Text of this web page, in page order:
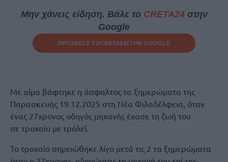
Μην χάνεις είδηση. Βάλε το CRETA24στην
Google
ΠΡΟΣΘΕΣΕ ΤΟCRETA24ΣΤΗΝ GOOGLE
Με αίμα βάφτηκε η άσφαλτος τα ξημερώματα της
Παρασκευής 19.12.2025 στη Νέα Φιλαδέλφεια, όταν
ένας 27χρονος οδηγός μηχανής έχασε τη ζωή του
σε τροχαίο με τρόλεϊ.
Το τροχαίο σημειώθηκε λίγο μετά τις 2 τα ξημερώματα